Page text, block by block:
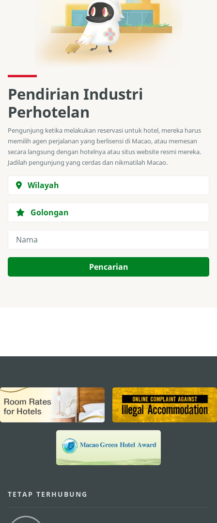
Pendirian Industri
Perhotelan
Pengunjung ketika melakukan reservasi untuk hotel, mereka harus
memilih agen perjalanan yang berlisensi di Macao, atau memesan
secara langsung dengan hotelnya atau situs website resmi mereka.
Jadilah pengunjung yang cerdas dan nikmatilah Macao.
Wilayah
Golongan
external links
TETAP TERHUBUNG